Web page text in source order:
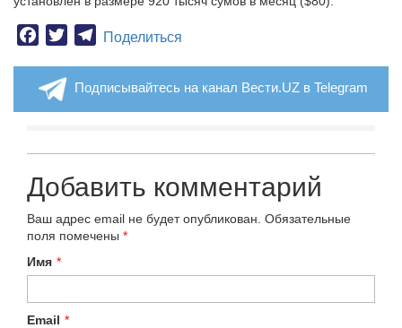
Facebook
TwitterTelegram
Поделиться
Подписывайтесь на канал Вести.UZ в Telegram
Добавить комментарий
Ваш адрес email не будет опубликован. Обязательные
поля помечены *
Имя *
Email *